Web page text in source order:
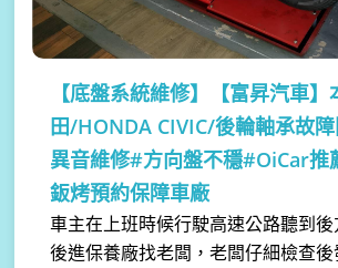
【底盤系統維修】
【富昇汽車】
田/HONDA CIVIC/後輪軸承故
異音維修#方向盤不穩#OiCar推
鈑烤預約保障車廠
車主在上班時候行駛高速公路聽到
後進保養廠找老闆，老闆仔細檢查